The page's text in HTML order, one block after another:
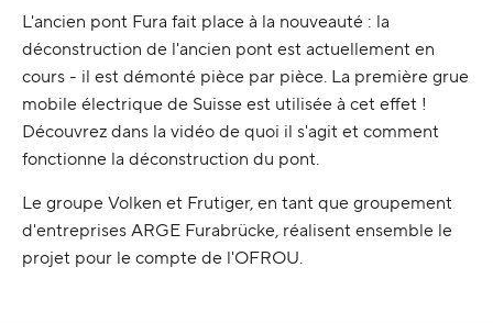
L'ancien pont Fura fait place à la nouveauté : la
déconstruction de l'ancien pont est actuellement en
cours - il est démonté pièce par pièce. La première grue
mobile électrique de Suisse est utilisée à cet effet !
Découvrez dans la vidéo de quoi il s'agit et comment
fonctionne la déconstruction du pont.
Le groupe Volken et Frutiger, en tant que groupement
d'entreprises ARGE Furabrücke, réalisent ensemble le
projet pour le compte de l'OFROU.